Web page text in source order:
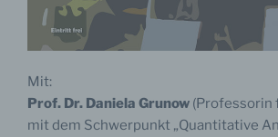
Mit:
Prof. Dr. Daniela Grunow (Professorin
mit dem Schwerpunkt „Quantitative